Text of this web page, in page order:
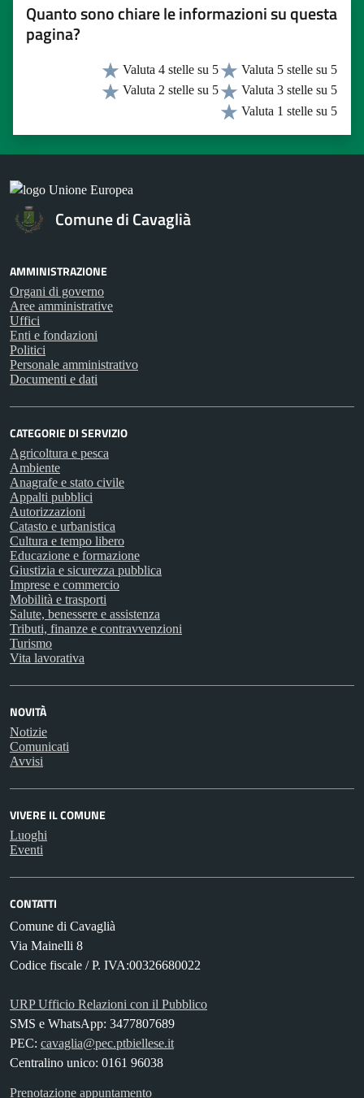
Quanto sono chiare le informazioni su questa
pagina?
Valuta 5 stelle su 5
Valuta 4 stelle su 5
Valuta 3 stelle su 5
Valuta 2 stelle su 5
Valuta 1 stelle su 5
Comune di Cavaglià
AMMINISTRAZIONE
Organi di governo
Aree amministrative
Uffici
Enti e fondazioni
Politici
Personale amministrativo
Documenti e dati
CATEGORIE DI SERVIZIO
Agricoltura e pesca
Ambiente
Anagrafe e stato civile
Appalti pubblici
Autorizzazioni
Catasto e urbanistica
Cultura e tempo libero
Educazione e formazione
Giustizia e sicurezza pubblica
Imprese e commercio
Mobilità e trasporti
Salute, benessere e assistenza
Tributi, finanze e contravvenzioni
Turismo
Vita lavorativa
NOVITÀ
Notizie
Comunicati
Avvisi
VIVERE IL COMUNE
Luoghi
Eventi
CONTATTI
Comune di Cavaglià
Via Mainelli 8
Codice fiscale / P. IVA:00326680022
URP Ufficio Relazioni con il Pubblico
SMS e WhatsApp: 3477807689
PEC: cavaglia@pec.ptbiellese.it
Centralino unico: 0161 96038
Prenotazione appuntamento